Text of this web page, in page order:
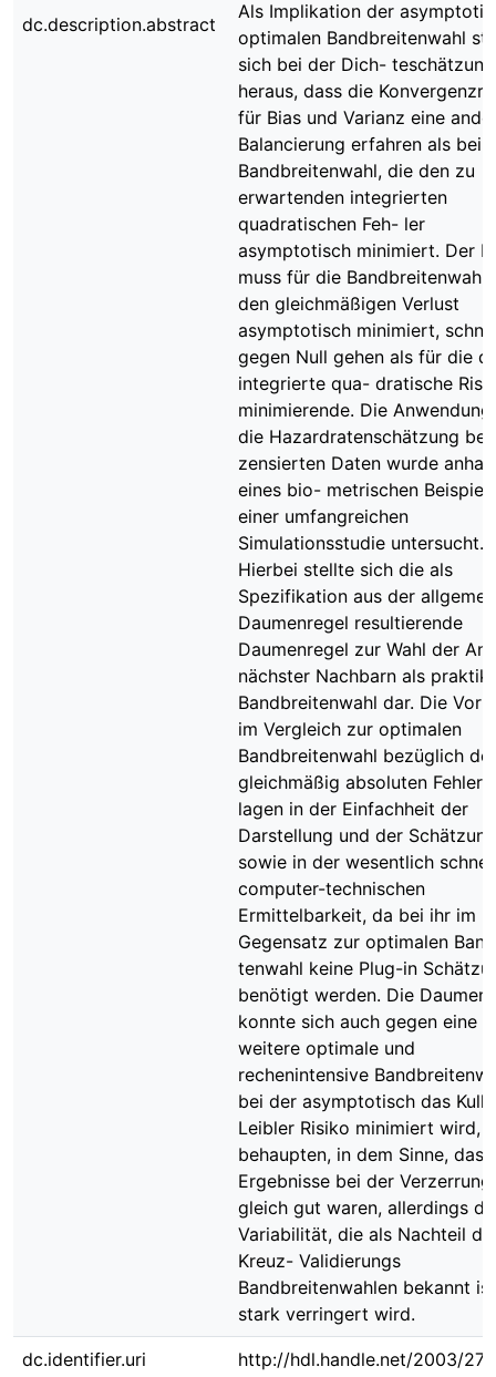
dc.description.abstract
Als Implikation der
optimalen Bandbreitenwahl
sich bei der Dich- teschätzung
heraus, dass die
für Bias und Varianz eine
Balancierung erfahren als bei
Bandbreitenwahl, die den zu
erwartenden integrierten
quadratischen Feh- ler
asymptotisch minimiert. Der
muss für die Bandbreitenwahl,
den gleichmäßigen Verlust
asymptotisch minimiert,
gegen Null gehen als für die
integrierte qua- dratische
minimierende. Die
die Hazardratenschätzung bei
zensierten Daten wurde
eines bio- metrischen
einer umfangreichen
Simulationsstudie untersucht.
Hierbei stellte sich die als
Spezifikation aus der
Daumenregel resultierende
Daumenregel zur Wahl der
nächster Nachbarn als
Bandbreitenwahl dar. Die
im Vergleich zur optimalen
Bandbreitenwahl bezüglich
gleichmäßig absoluten Fehlers
lagen in der Einfachheit der
Darstellung und der Schätzung
sowie in der wesentlich
computer-technischen
Ermittelbarkeit, da bei ihr im
Gegensatz zur optimalen
tenwahl keine Plug-in
benötigt werden. Die
konnte sich auch gegen eine
weitere optimale und
rechenintensive
bei der asymptotisch das
Leibler Risiko minimiert wird,
behaupten, in dem Sinne,
Ergebnisse bei der Verzerrung
gleich gut waren, allerdings
Variabilität, die als Nachteil
Kreuz- Validierungs
Bandbreitenwahlen bekannt
stark verringert wird.
dc.identifier.uri http://hdl.handle.net/2003/